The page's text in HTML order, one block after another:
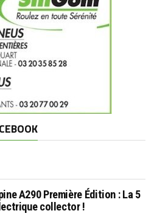
A290 Première Édition : La 5
collector !